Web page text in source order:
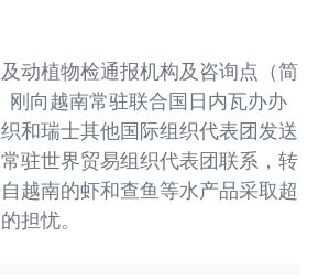
动植物检通报机构及咨询点（简
刚向越南常驻联合国日内瓦办办
和瑞士其他国际组织代表团发送
驻世界贸易组织代表团联系，转
越南的虾和查鱼等水产品采取超
担忧。